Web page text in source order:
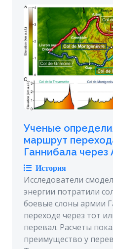
Ученые
маршрут
Ганнибала через
История
Исследователи
энергии потратили
боевые слоны армии
переходе через тот
перевал. Расчеты
преимущество у